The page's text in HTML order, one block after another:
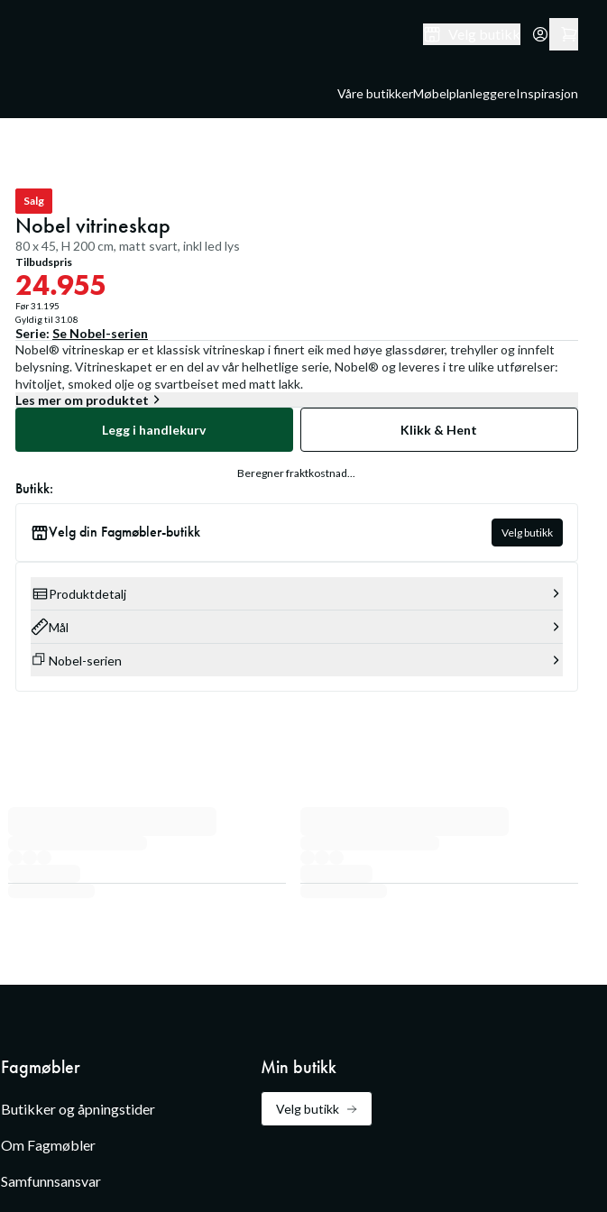
Våre butikkerMøbelplanleggereInspirasjon
Salg
Nobel vitrineskap
80 x 45, H 200 cm, matt svart, inkl led lys
Tilbudspris
24.955
Før31.195
Gyldig til 31.08
Serie: Se Nobel-serien
Nobel® vitrineskap er et klassisk vitrineskap i finert eik med høye glassdører, trehyller og innfelt
belysning. Vitrineskapet er en del av vår helhetlige serie, Nobel® og leveres i tre ulike utførelser:
hvitoljet, smoked olje og svartbeiset med matt lakk.
Les mer om produktet
Legg i handlekurv
Klikk & Hent
Beregner fraktkostnad...
Butikk:
Velg din Fagmøbler-butikk Velg butikk
Produktdetalj
Mål
Nobel-serien
Fagmøbler
Butikker og åpningstider
Om Fagmøbler
Samfunnsansvar
Min butikk
Velg butikk